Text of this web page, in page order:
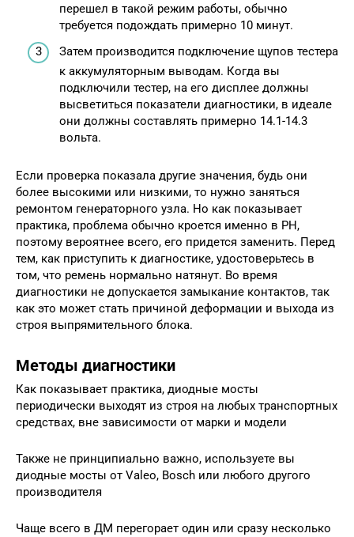
перешел в такой режим работы, обычно
требуется подождать примерно 10 минут.
Затем производится подключение щупов тестера
к аккумуляторным выводам. Когда вы
подключили тестер, на его дисплее должны
высветиться показатели диагностики, в идеале
они должны составлять примерно 14.1-14.3
вольта.
Если проверка показала другие значения, будь они
более высокими или низкими, то нужно заняться
ремонтом генераторного узла. Но как показывает
практика, проблема обычно кроется именно в РН,
поэтому вероятнее всего, его придется заменить. Перед
тем, как приступить к диагностике, удостоверьтесь в
том, что ремень нормально натянут. Во время
диагностики не допускается замыкание контактов, так
как это может стать причиной деформации и выхода из
строя выпрямительного блока.
Методы диагностики
Как показывает практика, диодные мосты
периодически выходят из строя на любых транспортных
средствах, вне зависимости от марки и модели
Также не принципиально важно, используете вы
диодные мосты от Valeo, Bosch или любого другого
производителя
Чаще всего в ДМ перегорает один или сразу несколько